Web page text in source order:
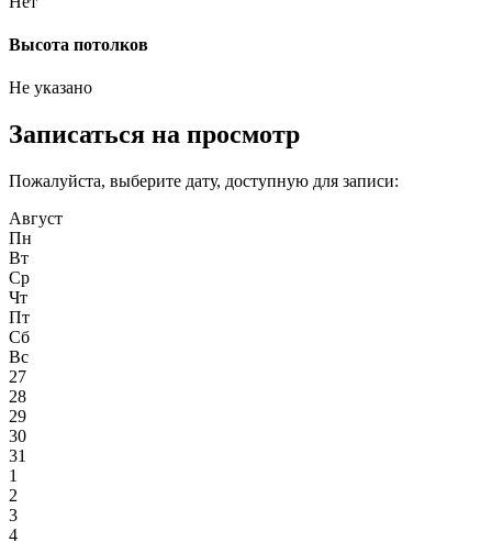
Высота потолков
Не указано
Записаться на просмотр
Пожалуйста, выберите дату, доступную для записи:
Август
Пн
Вт
Ср
Чт
Пт
Сб
Вс
27
28
29
30
31
1
2
3
4